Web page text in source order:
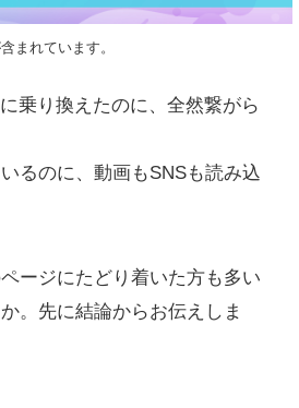
まれています。
乗り換えたのに、全然繋がら
るのに、動画もSNSも読み込
ージにたどり着いた方も多い
。先に結論からお伝えしま